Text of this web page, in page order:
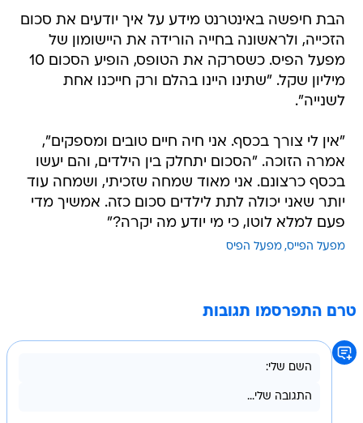
הבת חיפשה באינטרנט מידע על איך יודעים את סכום
הזכייה, ולראשונה בחייה הורידה את היישומון של
מפעל הפיס. כשסרקה את הטופס, הופיע הסכום 10
מיליון שקל. "שתינו היינו בהלם ורק חייכנו אחת
לשנייה".
"אין לי צורך בכסף. אני חיה חיים טובים ומספקים",
אמרה הזוכה. "הסכום יתחלק בין הילדים, והם יעשו
בכסף כרצונם. אני מאוד שמחה שזכיתי, ושמחה עוד
יותר שאני יכולה לתת לילדים סכום כזה. אמשיך מדי
פעם למלא לוטו, כי מי יודע מה יקרה?"
מפעל הפייס מפעל הפיס
טרם התפרסמו תגובות